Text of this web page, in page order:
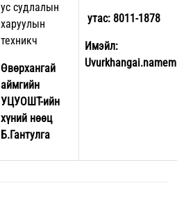
ус судлалын
харуулын
техникч
Өвөрхангай
аймгийн
УЦУОШТ-ийн
хүний нөөц
Б.Гантулга
утас: 8011-1878
Имэйл: